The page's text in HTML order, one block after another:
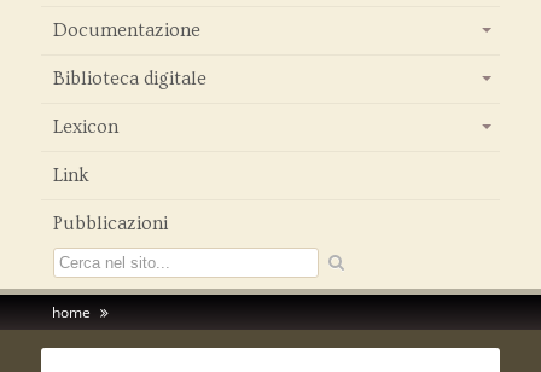
Documentazione
Biblioteca digitale
Lexicon
Link
Pubblicazioni
home